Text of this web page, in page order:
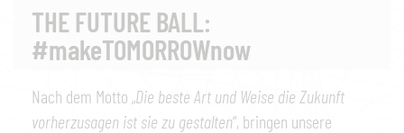
THE FUTURE BALL:
#makeTOMORROWnow
Nach dem Motto „Die beste Art und Weise die Zukunft
vorherzusagen ist sie zu gestalten“, bringen unsere